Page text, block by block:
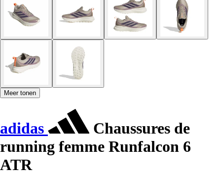
Meer tonen
adidas
Chaussures de
running femme Runfalcon 6
ATR